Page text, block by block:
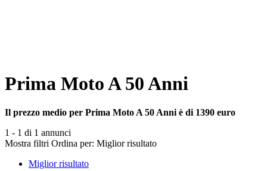
Prima Moto A 50 Anni
Il prezzo medio per Prima Moto A 50 Anni è di 1390 euro
1 - 1 di 1 annunci
Mostra filtri Ordina per: Miglior risultato
Miglior risultato